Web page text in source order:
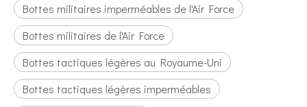
Bottes militaires imperméables de l'Air Force
Bottes militaires de l'Air Force
Bottes tactiques légères au Royaume-Uni
Bottes tactiques légères imperméables